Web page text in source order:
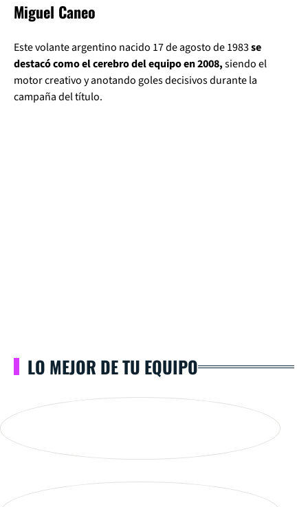
Miguel Caneo
Este volante argentino nacido 17 de agosto de 1983se
destacó como el cerebro del equipo en 2008,siendo el
motor creativo y anotando goles decisivos durante la
campaña del título.
LO MEJOR DE TU EQUIPO